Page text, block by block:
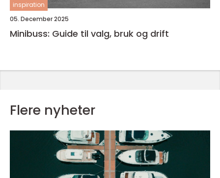
inspiration
05. December 2025
Minibuss: Guide til valg, bruk og drift
Flere nyheter